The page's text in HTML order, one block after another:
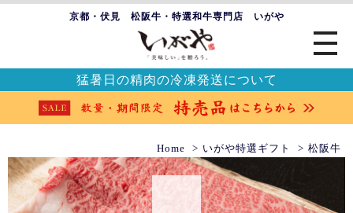
京都・伏見 松阪牛・特選和牛専門店 いがや
猛暑日の精肉の冷凍発送について
Home いがや特選ギフト 松阪牛